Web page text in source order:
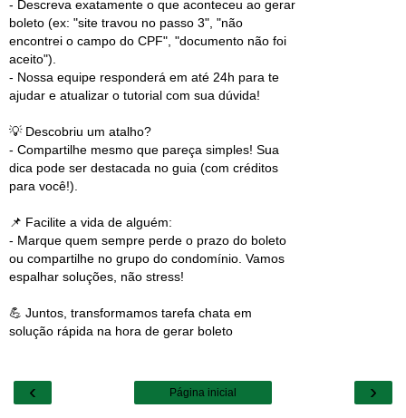
- Descreva exatamente o que aconteceu ao gerar
boleto (ex: "site travou no passo 3", "não
encontrei o campo do CPF", "documento não foi
aceito").
- Nossa equipe responderá em até 24h para te
ajudar e atualizar o tutorial com sua dúvida!
💡 Descobriu um atalho?
- Compartilhe mesmo que pareça simples! Sua
dica pode ser destacada no guia (com créditos
para você!).
📌 Facilite a vida de alguém:
- Marque quem sempre perde o prazo do boleto
ou compartilhe no grupo do condomínio. Vamos
espalhar soluções, não stress!
💪 Juntos, transformamos tarefa chata em
solução rápida na hora de gerar boleto
‹ ›
Página inicial